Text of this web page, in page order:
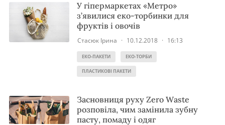
У гіпермаркетах «Метро»
з’явилися еко-торбинки для
фруктів і овочів
Стасюк Ірина · 10.12.2018 · 16:13
ЕКО-ПАКЕТИ ЕКО-ТОРБИ
ПЛАСТИКОВІ ПАКЕТИ
Засновниця руху Zero Waste
розповіла, чим замінила зубну
пасту, помаду і одяг